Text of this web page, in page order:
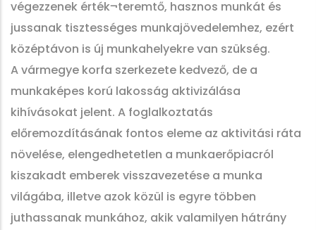
végezzenek érték¬teremtő, hasznos munkát és
jussanak tisztességes munkajövedelemhez, ezért
középtávon is új munkahelyekre van szükség.
A vármegye korfa szerkezete kedvező, de a
munkaképes korú lakosság aktivizálása
kihívásokat jelent. A foglalkoztatás
előremozdításának fontos eleme az aktivitási ráta
növelése, elengedhetetlen a munkaerőpiacról
kiszakadt emberek visszavezetése a munka
világába, illetve azok közül is egyre többen
juthassanak munkához, akik valamilyen hátrány